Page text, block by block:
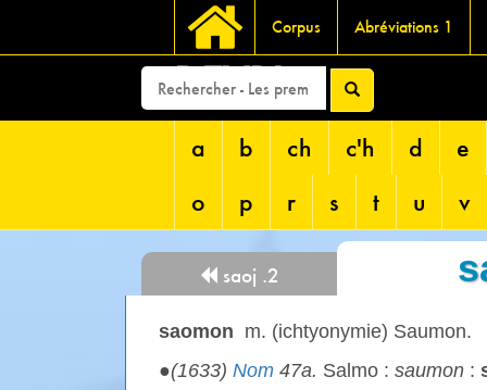
Corpus Abréviations 1
DEVRI
a b ch c'h d
e
o
p r s t u v
saoj .2
saomon m. (ichtyonymie) Saumon.
●(1633) Nom 47a. Salmo : saumon :